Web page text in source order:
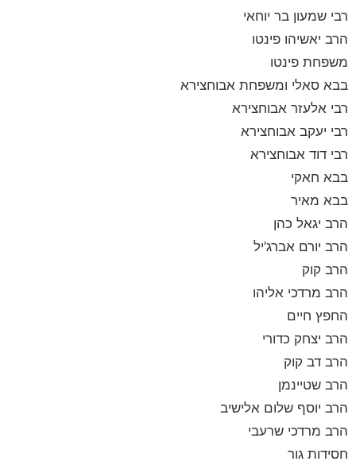
רבי שמעון בר יוחאי
הרב יאשיהו פינטו
משפחת פינטו
בבא סאלי ומשפחת אבוחצירא
רבי אלעזר אבוחצירא
רבי יעקב אבוחצירא
רבי דוד אבוחצירא
בבא חאקי
בבא מאיר
הרב יגאל כהן
הרב יורם אברג'יל
הרב קוק
הרב מרדכי אליהו
החפץ חיים
הרב יצחק כדורי
הרב דב קוק
הרב שטיינמן
הרב יוסף שלום אלישיב
הרב מרדכי שרעבי
חסידות גור